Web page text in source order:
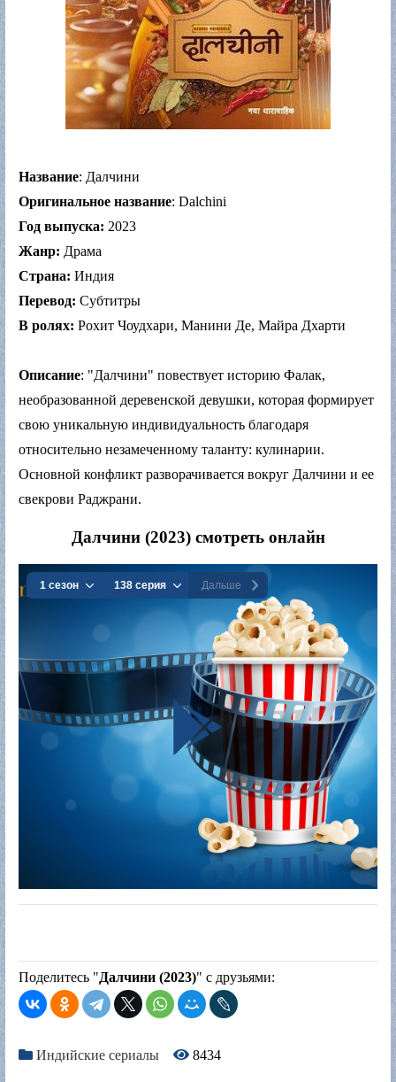
Название: Далчини
Оригинальное название: Dalchini
Год выпуска: 2023
Жанр: Драма
Страна: Индия
Перевод: Субтитры
В ролях: Рохит Чоудхари, Манини Де, Майра Дхарти
Описание: "Далчини" повествует историю Фалак,
необразованной деревенской девушки, которая формирует
свою уникальную индивидуальность благодаря
относительно незамеченному таланту: кулинарии.
Основной конфликт разворачивается вокруг Далчини и ее
свекрови Раджрани.
Далчини (2023) смотреть онлайн
Поделитесь "Далчини (2023)" с друзьями:
Индийские сериалы 8434